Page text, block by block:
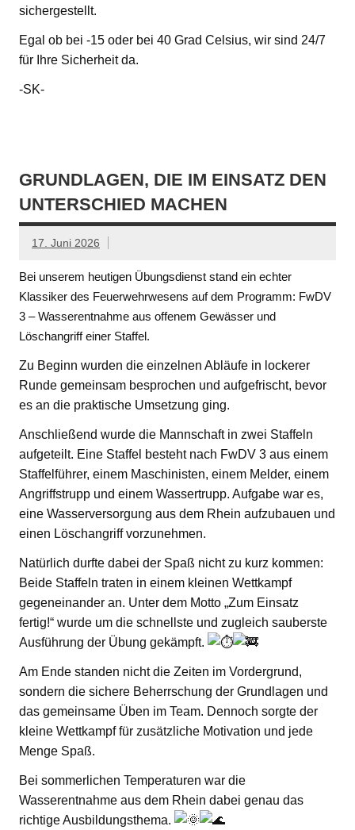
sichergestellt.
Egal ob bei -15 oder bei 40 Grad Celsius, wir sind 24/7
für Ihre Sicherheit da.
-SK-
GRUNDLAGEN, DIE IM EINSATZ DEN
UNTERSCHIED MACHEN
17. Juni 2026
Bei unserem heutigen Übungsdienst stand ein echter
Klassiker des Feuerwehrwesens auf dem Programm: FwDV
3 – Wasserentnahme aus offenem Gewässer und
Löschangriff einer Staffel.
Zu Beginn wurden die einzelnen Abläufe in lockerer
Runde gemeinsam besprochen und aufgefrischt, bevor
es an die praktische Umsetzung ging.
Anschließend wurde die Mannschaft in zwei Staffeln
aufgeteilt. Eine Staffel besteht nach FwDV 3 aus einem
Staffelführer, einem Maschinisten, einem Melder, einem
Angriffstrupp und einem Wassertrupp. Aufgabe war es,
eine Wasserversorgung aus dem Rhein aufzubauen und
einen Löschangriff vorzunehmen.
Natürlich durfte dabei der Spaß nicht zu kurz kommen:
Beide Staffeln traten in einem kleinen Wettkampf
gegeneinander an. Unter dem Motto „Zum Einsatz
fertig!“ wurde um die schnellste und zugleich sauberste
Ausführung der Übung gekämpft.
Am Ende standen nicht die Zeiten im Vordergrund,
sondern die sichere Beherrschung der Grundlagen und
das gemeinsame Üben im Team. Dennoch sorgte der
kleine Wettkampf für zusätzliche Motivation und jede
Menge Spaß.
Bei sommerlichen Temperaturen war die
Wasserentnahme aus dem Rhein dabei genau das
richtige Ausbildungsthema.